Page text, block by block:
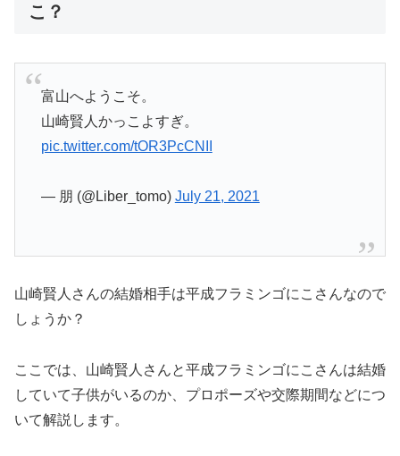
こ？
富山へようこそ。
山崎賢人かっこよすぎ。
pic.twitter.com/tOR3PcCNII
— 朋 (@Liber_tomo) July 21, 2021
山崎賢人さんの結婚相手は平成フラミンゴにこさんなので
しょうか？
ここでは、山崎賢人さんと平成フラミンゴにこさんは結婚
していて子供がいるのか、プロポーズや交際期間などにつ
いて解説します。